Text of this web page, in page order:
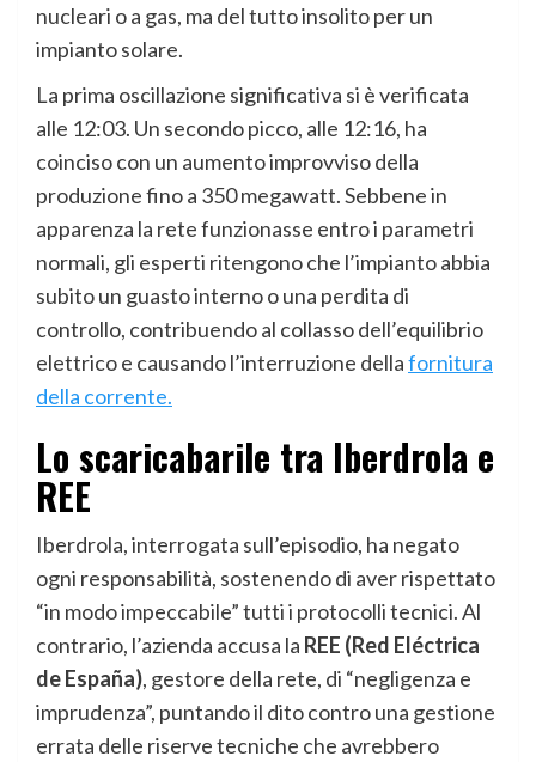
nucleari o a gas, ma del tutto insolito per un
impianto solare.
La prima oscillazione significativa si è verificata
alle 12:03. Un secondo picco, alle 12:16, ha
coinciso con un aumento improvviso della
produzione fino a 350 megawatt. Sebbene in
apparenza la rete funzionasse entro i parametri
normali, gli esperti ritengono che l’impianto abbia
subito un guasto interno o una perdita di
controllo, contribuendo al collasso dell’equilibrio
elettrico e causando l’interruzione dellafornitura
della corrente.
Lo scaricabarile tra Iberdrola e
REE
Iberdrola, interrogata sull’episodio, ha negato
ogni responsabilità, sostenendo di aver rispettato
“in modo impeccabile” tutti i protocolli tecnici. Al
contrario, l’azienda accusa la REE (Red Eléctrica
de España), gestore della rete, di “negligenza e
imprudenza”, puntando il dito contro una gestione
errata delle riserve tecniche che avrebbero